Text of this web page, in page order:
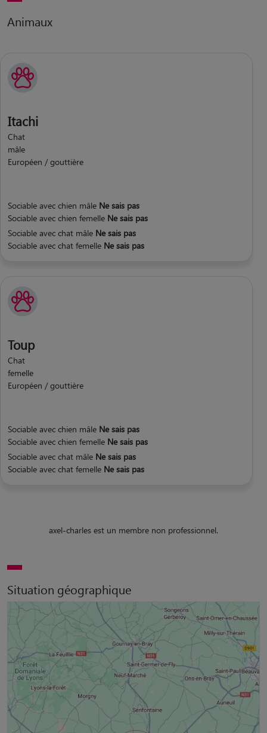
Animaux
Itachi
Chat
mâle
Européen / gouttière
Sociable avec chien mâle Ne sais pas
Sociable avec chien femelle Ne sais pas
Sociable avec chat mâle Ne sais pas
Sociable avec chat femelle Ne sais pas
Toup
Chat
femelle
Européen / gouttière
Sociable avec chien mâle Ne sais pas
Sociable avec chien femelle Ne sais pas
Sociable avec chat mâle Ne sais pas
Sociable avec chat femelle Ne sais pas
axel-charles est un membre non professionnel.
Situation géographique